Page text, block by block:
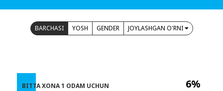
BARCHASI YOSH GENDER JOYLASHGAN O'RNI
6%
BITTA XONA 1 ODAM UCHUN